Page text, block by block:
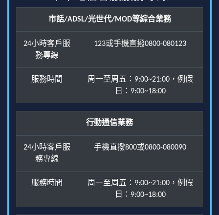
市話/ADSL/光世代/MOD等綜合業務
24小時客戶服
務專線
123或手機直撥0800-080123
服務時間
周一至周五：9:00~21:00，例假
日：9:00~18:00
行動通信業務
24小時客戶服
務專線
手機直撥800或0800-080090
服務時間
周一至周五：9:00~21:00，例假
日：9:00~18:00